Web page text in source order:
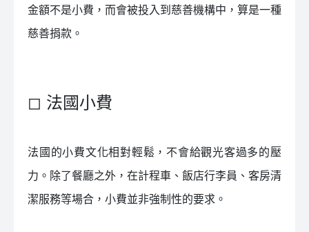
金額不是小費，而會被投入到慈善機構中，算是一種
慈善捐款。
◻ 法國小費
法國的小費文化相對輕鬆，不會給觀光客過多的壓
力。除了餐廳之外，在計程車、飯店行李員、客房清
潔服務等場合，小費並非強制性的要求。